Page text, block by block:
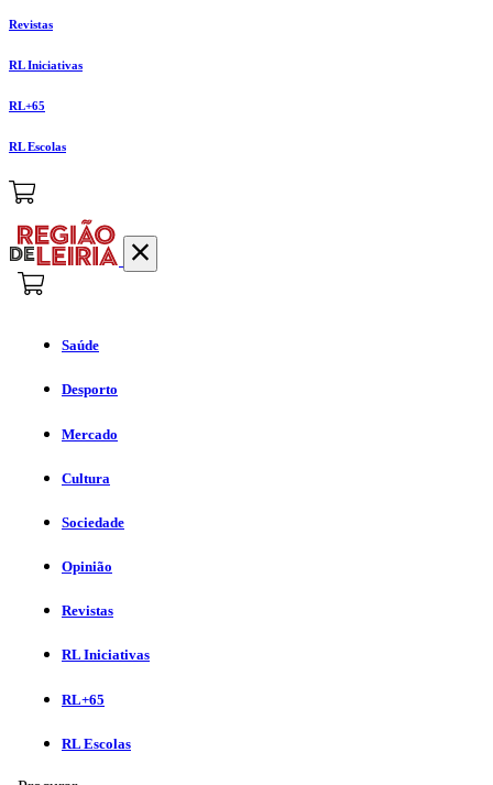
Revistas
RL Iniciativas
RL+65
RL Escolas
Saúde
Desporto
Mercado
Cultura
Sociedade
Opinião
Revistas
RL Iniciativas
RL+65
RL Escolas